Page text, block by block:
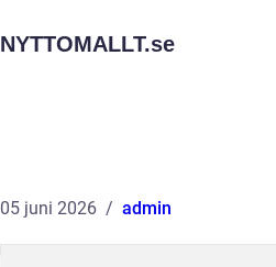
NYTTOMALLT.se
05 juni 2026 admin